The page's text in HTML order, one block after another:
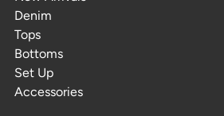
Denim
Tops
Bottoms
Set Up
Accessories